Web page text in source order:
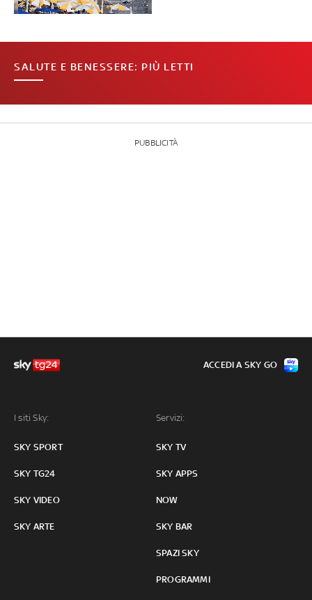
SALUTE E BENESSERE: PIÙ LETTI
PUBBLICITÀ
I siti Sky:
SKY SPORT
SKY TG24
SKY VIDEO
SKY ARTE
Servizi:
SKY TV
SKY APPS
NOW
SKY BAR
SPAZI SKY
PROGRAMMI
ACCEDI A SKY GO